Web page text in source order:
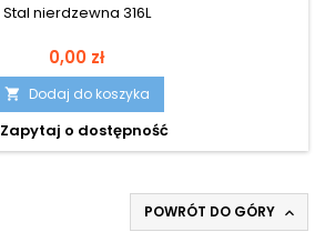
Stal nierdzewna 316L
Cena
0,00 zł
 Dodaj do koszyka
Zapytaj o dostępność
POWRÓT DO GÓRY 